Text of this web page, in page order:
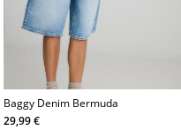
Baggy Denim Bermuda
29,99 €